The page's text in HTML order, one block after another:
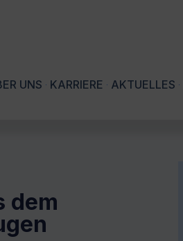
UNS KARRIERE AKTUELLES
dem